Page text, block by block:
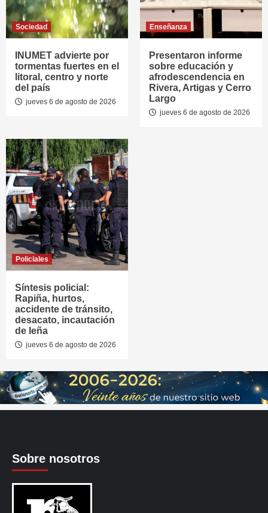
Sociedad
INUMET advierte por
tormentas fuertes en el
litoral, centro y norte
del país
jueves 6 de agosto de 2026
Enseñanza
Presentaron informe
sobre educación y
afrodescendencia en
Rivera, Artigas y Cerro
Largo
jueves 6 de agosto de 2026
Policiales
Síntesis policial:
Rapiña, hurtos,
accidente de tránsito,
desacato, incautación
de leña
jueves 6 de agosto de 2026
Sobre nosotros